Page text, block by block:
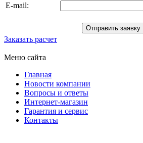
E-mail:
Заказать расчет
Меню сайта
Главная
Новости компании
Вопросы и ответы
Интернет-магазин
Гарантия и сервис
Контакты